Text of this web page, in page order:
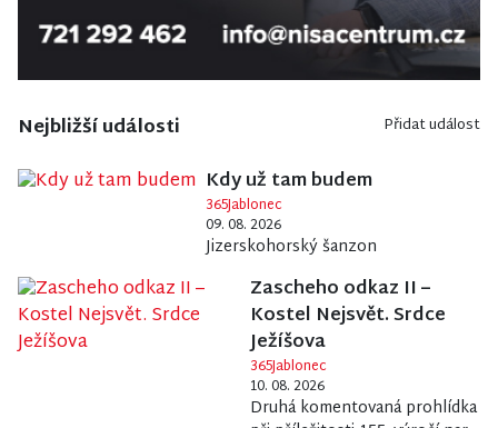
Nejbližší události Přidat událost
Kdy už tam budem
365Jablonec
09. 08. 2026
Jizerskohorský šanzon
Zascheho odkaz II –
Kostel Nejsvět. Srdce
Ježíšova
365Jablonec
10. 08. 2026
Druhá komentovaná prohlídka